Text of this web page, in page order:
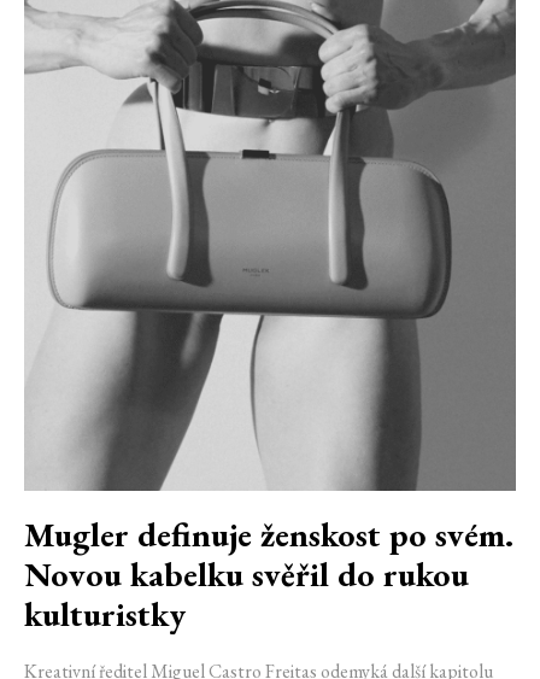
Mugler definuje ženskost po svém.
Novou kabelku svěřil do rukou
kulturistky
Kreativní ředitel Miguel Castro Freitas odemyká další kapitolu